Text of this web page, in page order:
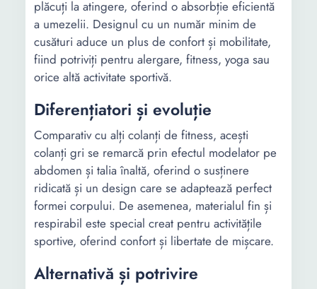
plăcuți la atingere, oferind o absorbție eficientă
a umezelii. Designul cu un număr minim de
cusături aduce un plus de confort și mobilitate,
fiind potriviți pentru alergare, fitness, yoga sau
orice altă activitate sportivă.
Diferențiatori și evoluție
Comparativ cu alți colanți de fitness, acești
colanți gri se remarcă prin efectul modelator pe
abdomen și talia înaltă, oferind o susținere
ridicată și un design care se adaptează perfect
formei corpului. De asemenea, materialul fin și
respirabil este special creat pentru activitățile
sportive, oferind confort și libertate de mișcare.
Alternativă și potrivire